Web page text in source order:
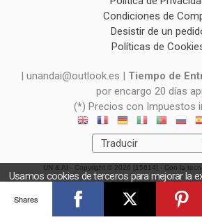
Condiciones de
Desistir de un
Políticas de
| unandai@outlook.es | Tiempo de
por encargo 20 días
(*) Precios con Impuestos
UN & AI - Copyright © 2026 [15614] - Con la
Usamos cookies de terceros para mejorar la
y obtener estadísticas anónimas. Si continúa
que acepta el uso de cookies.
OK
Shares